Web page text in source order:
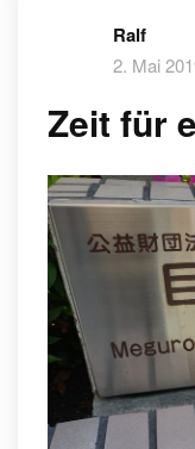
Ralf
2. Mai
Zeit für